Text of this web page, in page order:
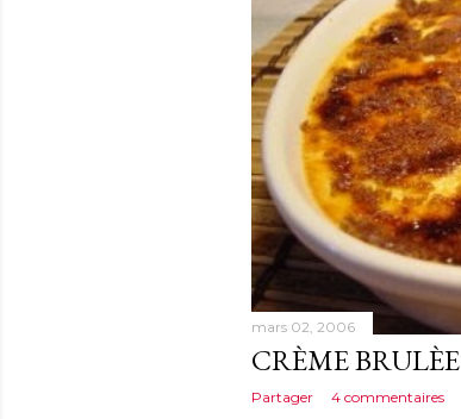
mars 02, 2006
CRÈME BRULÈE
Partager 4 commentaires